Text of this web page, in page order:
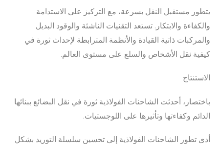
يتطور مستقبل النقل بسرعة، مع التركيز على الاستدامة
والكفاءة والابتكار. تستعد التقنيات الناشئة والوقود البديل
والمركبات ذاتية القيادة والأنظمة المترابطة لإحداث ثورة في
كيفية نقل الأشخاص والسلع على مستوى العالم.
الاستنتاج
باختصار، أحدثت الشاحنات الفولاذية ثورة في نقل البضائع ببنائها
الدائم وكفاءتها وتأثيرها على اللوجستيات.
أدى تطور الشاحنات الفولاذية إلى تحسين سلسلة التوريد بشكل